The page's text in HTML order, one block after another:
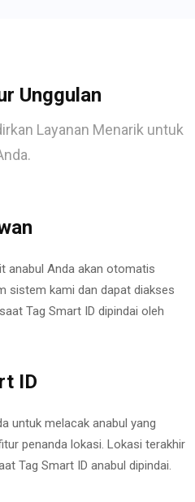
Unggulan
Layanan Menarik untuk
anabul Anda akan otomatis
sistem kami dan dapat diakses
Tag Smart ID dipindai oleh
ID
untuk melacak anabul yang
penanda lokasi. Lokasi terakhir
Tag Smart ID anabul dipindai.